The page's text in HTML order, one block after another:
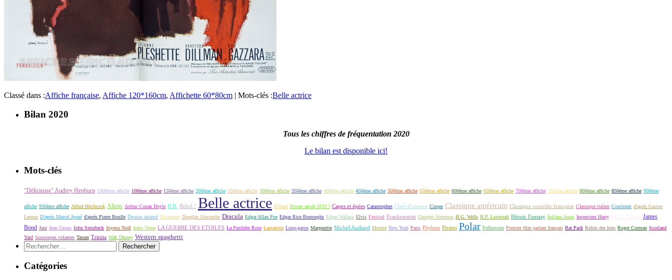
Classé dans :Affiche française, Affiche 120*160cm, Affichette 60*80cm | Mots-clés :Belle actrice
Bilan 2020
Tous les chiffres de fréquentation 2020
Le bilan est disponible ici!
Mots-clés
"Délicieuse" Audrey Hepburn 1000ème affiche 100ème affiche 150ème affiche 200ème affiche 250ème affiche 300ème affiche 350ème affiche 400ème affiche 450ème affiche 500ème affiche 550ème affiche 600ème affiche 650ème affiche 700ème affiche 750ème affiche 800ème affiche 850ème affiche 900ème
affiche 950ème affiche Alfred Hitchcock Aliens Arthur Conan Doyle B.B. Bebel ! Belle actrice Billard Bonne année 2012 ! Capes et épées Catastrophes Chef-d'oeuvre Cirque Classique américain Classique comédie française Classique italien Continent d'après Gaston
Leroux D'après Marcel Aymé d'après Pierre Boulle Dessin animé Dinosaure Douglas Slocombe Dracula Edgar Allan Poe Edgar Rice Burroughs Edgar Wallace Elvis Festival Frankenstein Georges Simenon H.G. Wells H.P. Lovecraft Héroic Fantasy Indiana Jones Inspecteur Harry
James
Bond Jazz Jean Giono John Steinbeck Joyeux Noël Jules Verne LA GUERRE DES ETOILES La Panthère Rose Lamartine Loup-garou Marguerite Michel Audiard Momie New York Paris Péplum Pirates Polar Préhistoire Premier film parlant français Rat Pack Robin des bois Roger Corman Scotland
Yard Soucoupes volantes Tarzan Trinita Walt Disney Western spaghetti
Rechercher :
Catégories